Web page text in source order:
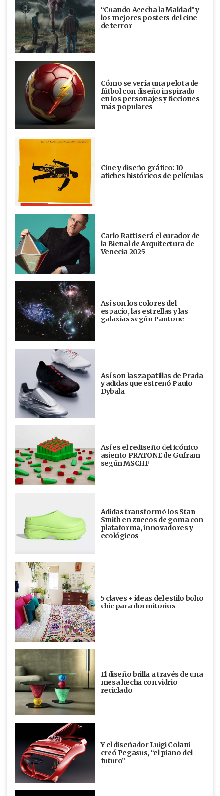
“Cuando Acecha la Maldad” y
los mejores posters del cine
de terror
Cómo se vería una pelota de
fútbol con diseño inspirado
en los personajes y ficciones
más populares
Cine y diseño gráfico: 10
afiches históricos de películas
Carlo Ratti será el curador de
la Bienal de Arquitectura de
Venecia 2025
Así son los colores del
espacio, las estrellas y las
galaxias según Pantone
Así son las zapatillas de Prada
y adidas que estrenó Paulo
Dybala
Así es el rediseño del icónico
asiento PRATONE de Gufram
según MSCHF
Adidas transformó los Stan
Smith en zuecos de goma con
plataforma, innovadores y
ecológicos
5 claves + ideas del estilo boho
chic para dormitorios
El diseño brilla a través de una
mesa hecha con vidrio
reciclado
Y el diseñador Luigi Colani
creó Pegasus, “el piano del
futuro”